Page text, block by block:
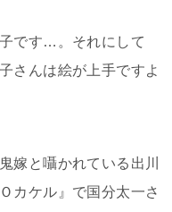
です…。それにして
さんは絵が上手ですよ
嫁と囁かれている出川
カケル』で国分太一さ